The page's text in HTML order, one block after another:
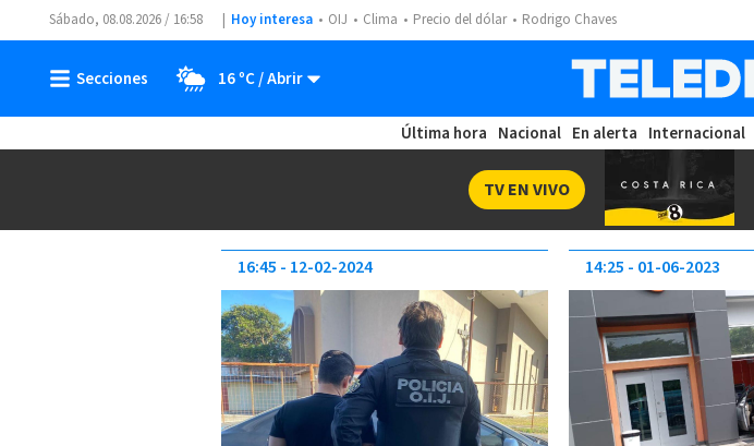
Sábado, 08.08.2026 / 16:58 Hoy interesa OIJ Clima Precio del dólar Rodrigo Chaves
16 ºC
Última hora Nacional En alerta Internacional
TV EN VIVO
16:45 12-02-2024 14:25 01-06-2023